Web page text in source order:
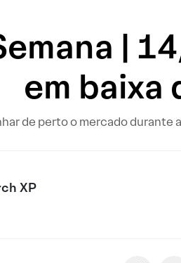
|
em baixa
de perto o mercado durante
XP